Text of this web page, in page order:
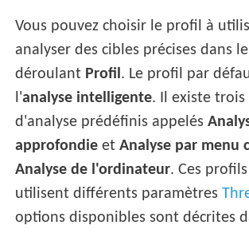
Vous pouvez choisir le profil à
analyser des cibles précises dans
déroulant Profil. Le profil par
l'analyse intelligente. Il existe
d'analyse prédéfinis appelés
approfondie etAnalyse par menu
Analyse de l'ordinateur. Ces
utilisent différents paramètres
options disponibles sont décrites